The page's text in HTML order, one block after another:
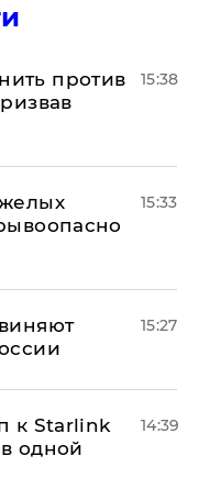
против
15:38
15:33
15:27
к Starlink
одной
14:39